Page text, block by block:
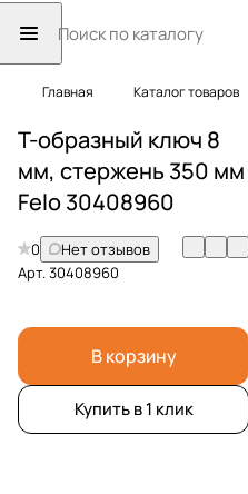
Главная Каталог товаров
T-образный ключ 8
мм, стержень 350 мм
Felo 30408960
0
Нет отзывов
Арт.30408960
В корзину
Купить в 1 клик